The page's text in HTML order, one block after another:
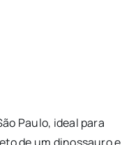
Paulo, ideal para